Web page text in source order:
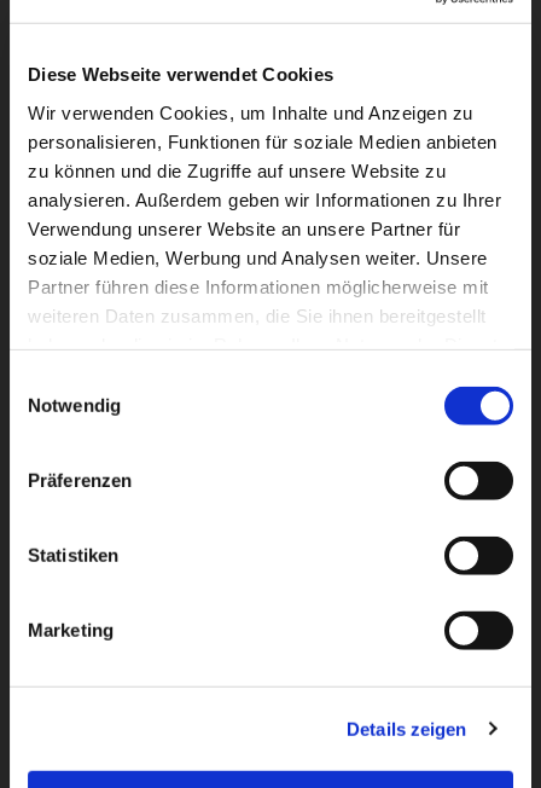
Diese Webseite verwendet Cookies
Wir verwenden Cookies, um Inhalte und Anzeigen zu
personalisieren, Funktionen für soziale Medien anbieten
zu können und die Zugriffe auf unsere Website zu
analysieren. Außerdem geben wir Informationen zu Ihrer
Verwendung unserer Website an unsere Partner für
soziale Medien, Werbung und Analysen weiter. Unsere
Partner führen diese Informationen möglicherweise mit
weiteren Daten zusammen, die Sie ihnen bereitgestellt
Notwendig
Präferenzen
Statistiken
Marketing
Details zeigen
Dies könnte Sie auch